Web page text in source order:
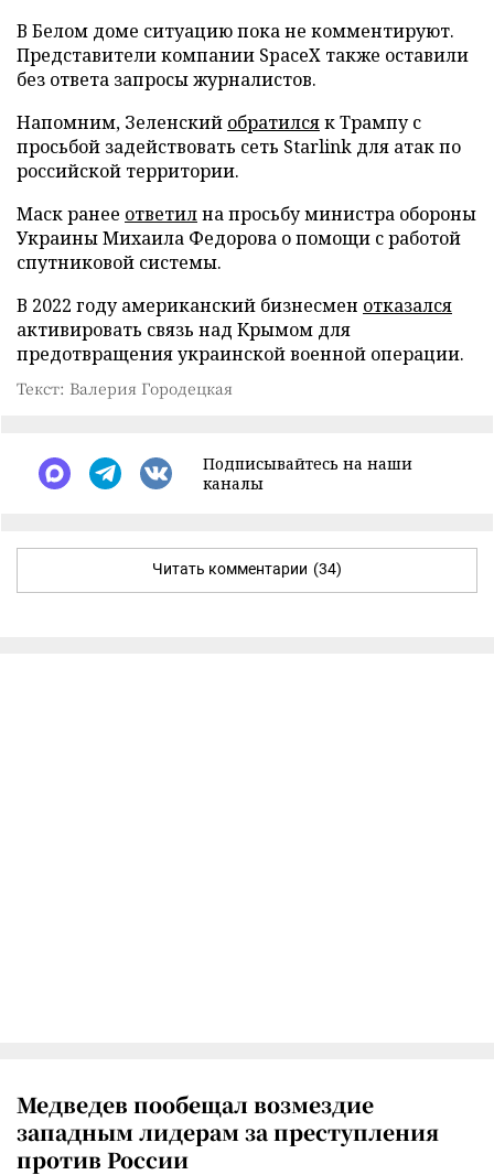
В Белом доме ситуацию пока не комментируют.
Представители компании SpaceX также оставили
без ответа запросы журналистов.
Напомним, Зеленский обратилсяк Трампу с
просьбой задействовать сеть Starlink для атак по
российской территории.
Маск ранее ответилна просьбу министра обороны
Украины Михаила Федорова о помощи с работой
спутниковой системы.
В 2022 году американский бизнесмен отказался
активировать связь над Крымом для
предотвращения украинской военной операции.
Текст: Валерия Городецкая
Подписывайтесь на наши
каналы
Читать комментарии (34)
Медведев пообещал возмездие
западным лидерам за преступления
против России